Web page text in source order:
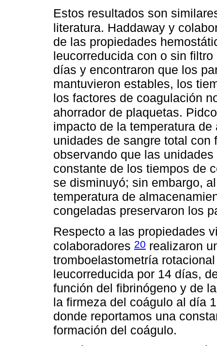
Estos resultados son
literatura. Haddaway y
de las propiedades
leucorreducida con o sin
días y encontraron que los
mantuvieron estables, los
los factores de coagulación
ahorrador de plaquetas.
impacto de la temperatura de
unidades de sangre total
observando que las
constante de los tiempos de
se disminuyó; sin embargo,
temperatura de
congeladas preservaron los
Respecto a las propiedades
colaboradores 20 realizaron
tromboelastometría
leucorreducida por 14 días,
función del fibrinógeno y de
la firmeza del coágulo al día
donde reportamos una
formación del coágulo.